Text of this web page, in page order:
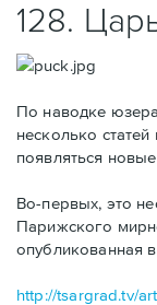
128.
По наводке юзера
несколько
появляться
Во-первых, это
Парижского
опубликованная
http://tsargrad.tv/